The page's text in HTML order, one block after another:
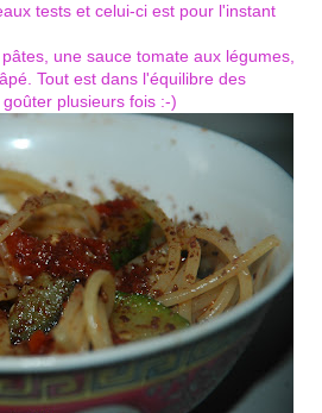
tests et celui-ci est pour l'instant
une sauce tomate aux légumes,
Tout est dans l'équilibre des
plusieurs fois :-)